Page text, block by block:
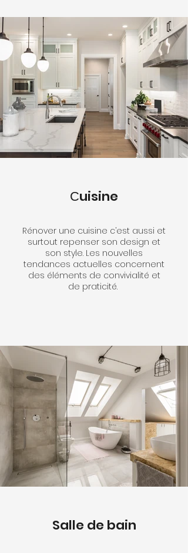
Сuisine
Rénover une cuisine c’est aussi et
surtout repenser son design et
son style. Les nouvelles
tendances actuelles concernent
des éléments de convivialité et
de praticité.
Salle de bain